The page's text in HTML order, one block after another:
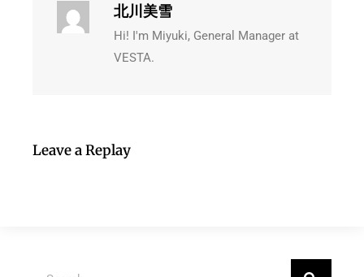
北川美雪
Hi! I'm Miyuki, General Manager at
VESTA.
Leave a Replay